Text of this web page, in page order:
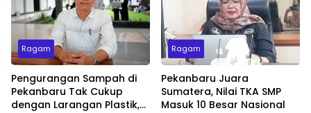
Ragam
Pengurangan Sampah di
Pekanbaru Tak Cukup
dengan Larangan Plastik,
Ragam
Pekanbaru Juara
Sumatera, Nilai TKA SMP
Masuk 10 Besar Nasional